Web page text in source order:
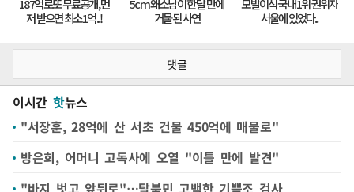
댓글
이시간 핫뉴스
"서장훈, 28억에 산 서초 건물 450억에 매물로"
방은희, 어머니 고독사에 오열 "이틀 만에 발견"
"바지 벗고 앞뒤로"…탈북민 고백한 기쁨조 검사